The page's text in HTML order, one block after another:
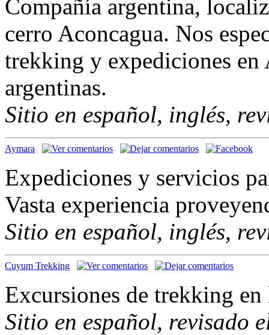
Compañía argentina,
cerro Aconcagua. Nos
trekking y expediciones en
argentinas.
Sitio en español, inglés,
Aymara
Expediciones y servicios
Vasta experiencia
Sitio en español, inglés,
Cuyum Trekking
Excursiones de trekking
Sitio en español, revisado